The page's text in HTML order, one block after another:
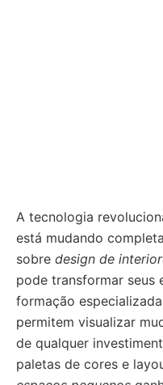
A tecnologia
está mudando
sobre design de
pode transformar seus
formação
permitem visualizar
de qualquer
paletas de cores e